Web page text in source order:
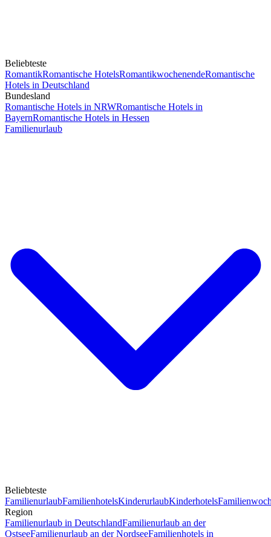
Beliebteste
RomantikRomantische HotelsRomantikwochenendeRomantische
Hotels in Deutschland
Bundesland
Romantische Hotels in NRWRomantische Hotels in
BayernRomantische Hotels in Hessen
Familienurlaub
Beliebteste
FamilienurlaubFamilienhotelsKinderurlaubKinderhotels
Region
Familienurlaub in DeutschlandFamilienurlaub an der
OstseeFamilienurlaub an der NordseeFamilienhotels in